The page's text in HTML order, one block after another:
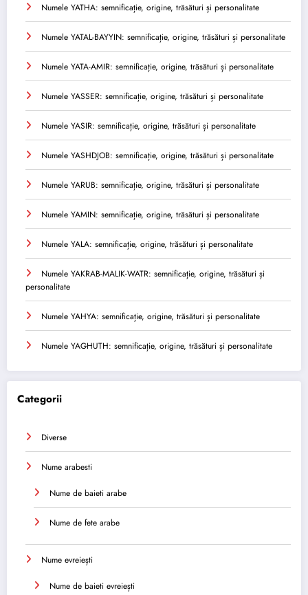
Numele YATHA: semnificație, origine, trăsături și personalitate
Numele YATAL-BAYYIN: semnificație, origine, trăsături și personalitate
Numele YATA-AMIR: semnificație, origine, trăsături și personalitate
Numele YASSER: semnificație, origine, trăsături și personalitate
Numele YASIR: semnificație, origine, trăsături și personalitate
Numele YASHDJOB: semnificație, origine, trăsături și personalitate
Numele YARUB: semnificație, origine, trăsături și personalitate
Numele YAMIN: semnificație, origine, trăsături și personalitate
Numele YALA: semnificație, origine, trăsături și personalitate
Numele YAKRAB-MALIK-WATR: semnificație, origine, trăsături și
personalitate
Numele YAHYA: semnificație, origine, trăsături și personalitate
Numele YAGHUTH: semnificație, origine, trăsături și personalitate
Categorii
Diverse
Nume arabesti
Nume de baieti arabe
Nume de fete arabe
Nume evreiești
Nume de baieti evreiești